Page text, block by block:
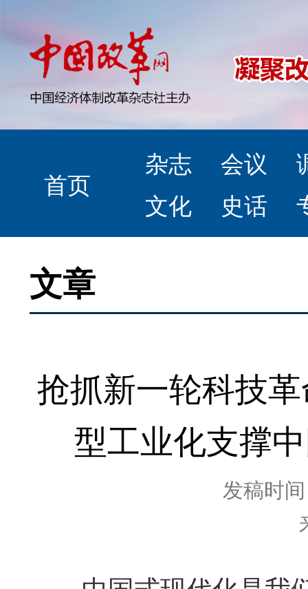
首页
杂志 会议
文化
史话
文章
抢抓新一轮科技
型工业化支撑
发稿时